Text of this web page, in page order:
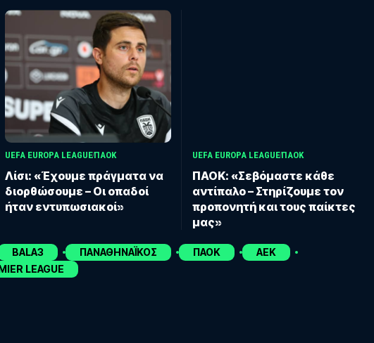
UEFA EUROPA LEAGUEΠΑΟΚ
Λίσι: «Έχουμε πράγματα να
διορθώσουμε – Οι οπαδοί
ήταν εντυπωσιακοί»
UEFA EUROPA LEAGUEΠΑΟΚ
ΠΑΟΚ: «Σεβόμαστε κάθε
αντίπαλο – Στηρίζουμε τον
προπονητή και τους παίκτες
μας»
BALA3 ΠΑΝΑΘΗΝΑΪΚΟΣ ΠΑΟΚ
ΑΕΚ
LEAGUE